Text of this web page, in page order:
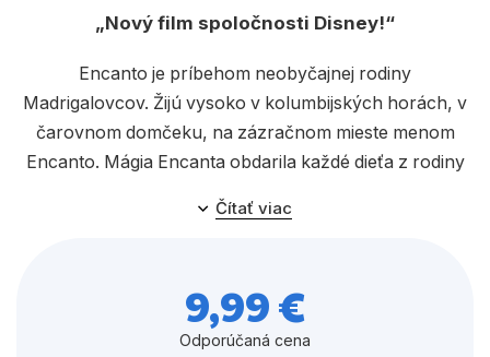
Predškoláci
Výchova a pedagogika
Young adult
Zdravie a životný štýl
Nový film spoločnosti Disney!
Encanto je príbehom neobyčajnej rodiny
Madrigalovcov. Žijú vysoko v kolumbijských horách, v
čarovnom domčeku, na zázračnom mieste menom
Encanto. Mágia Encanta obdarila každé dieťa z rodiny
liečiť až po dar porozumieť reči zvierat. Teda každé
zakročiť. Možno je to práve ona, kto dokáže
výnimočnému miestu a ľuďom, ktorí v ňom žijú, vrátiť
Čítať viac
9,99 €
Odporúčaná cena